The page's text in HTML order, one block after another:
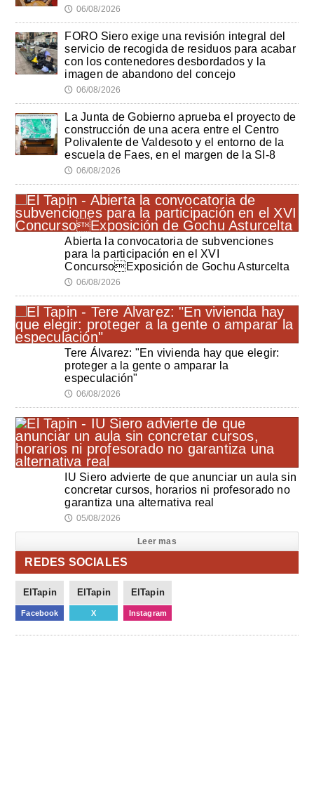
🕔 06/08/2026
FORO Siero exige una revisión integral del
servicio de recogida de residuos para acabar
con los contenedores desbordados y la
imagen de abandono del concejo
🕔 06/08/2026
La Junta de Gobierno aprueba el proyecto de
construcción de una acera entre el Centro
Polivalente de Valdesoto y el entorno de la
escuela de Faes, en el margen de la SI-8
🕔 06/08/2026
Abierta la convocatoria de subvenciones
para la participación en el XVI
ConcursoExposición de Gochu Asturcelta
🕔 06/08/2026
Tere Álvarez: "En vivienda hay que elegir:
proteger a la gente o amparar la
especulación"
🕔 06/08/2026
IU Siero advierte de que anunciar un aula sin
concretar cursos, horarios ni profesorado no
garantiza una alternativa real
🕔 05/08/2026
Leer mas
REDES SOCIALES
ElTapin
Facebook
ElTapin
X
ElTapin
Instagram